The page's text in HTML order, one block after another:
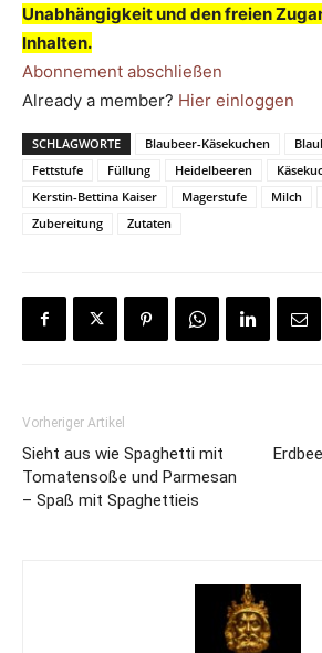
Unabhängigkeit und den freien
Inhalten.
Abonnement abschließen
Already a member? Hier einloggen
SCHLAGWORTE Blaubeer-Käsekuchen
Fettstufe
Füllung Heidelbeeren
Kerstin-Bettina Kaiser
Magerstufe Milch
Zubereitung
Zutaten
Vorheriger Artikel
Sieht aus wie Spaghetti mit
Tomatensoße und Parmesan
– Spaß mit Spaghettieis